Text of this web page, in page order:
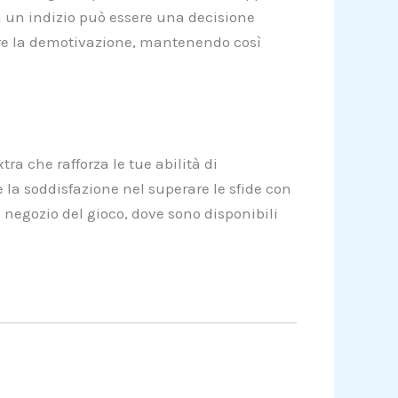
indizio può essere una decisione
la demotivazione, mantenendo così
che rafforza le tue abilità di
soddisfazione nel superare le sfide con
del gioco, dove sono disponibili